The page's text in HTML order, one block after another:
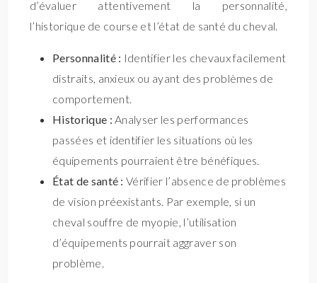
d’évaluer attentivement la personnalité,
l’historique de course et l’état de santé du cheval.
Personnalité : Identifier les chevaux facilement
distraits, anxieux ou ayant des problèmes de
comportement.
Historique :Analyser les performances
passées et identifier les situations où les
équipements pourraient être bénéfiques.
État de santé :Vérifier l’absence de problèmes
de vision préexistants. Par exemple, si un
cheval souffre de myopie, l’utilisation
d’équipements pourrait aggraver son
problème.